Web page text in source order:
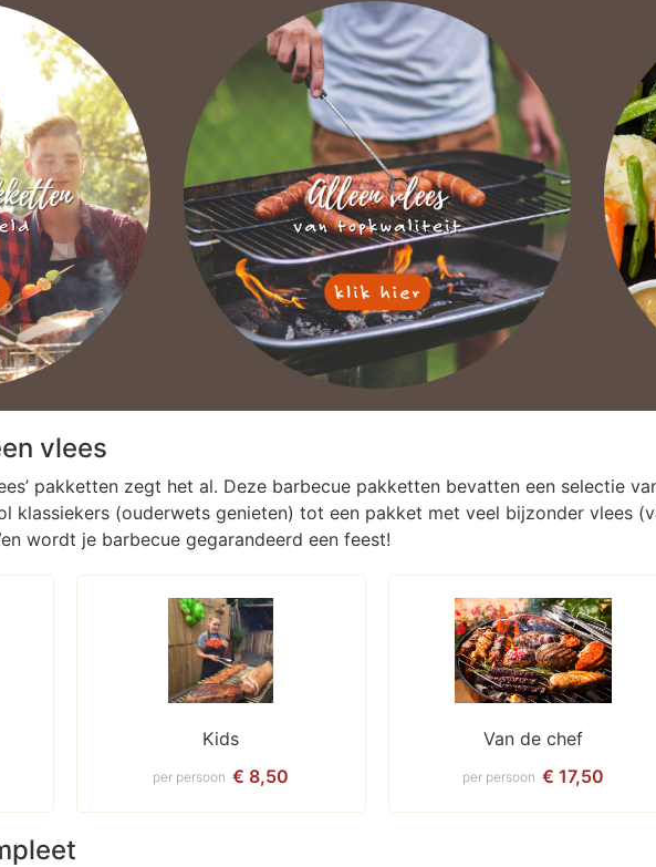
vlees
pakketten zegt het al. Deze barbecue pakketten bevatten een selectie
klassiekers (ouderwets genieten) tot een pakket met veel bijzonder vlees
wordt je barbecue gegarandeerd een feest!
Kids
€ 8,50
per persoon
Van de chef
€ 17,50
per persoon